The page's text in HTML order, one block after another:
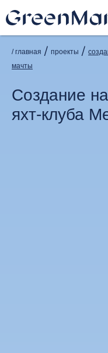
/ главная / проекты /
мачты
Создание
яхт-клуба